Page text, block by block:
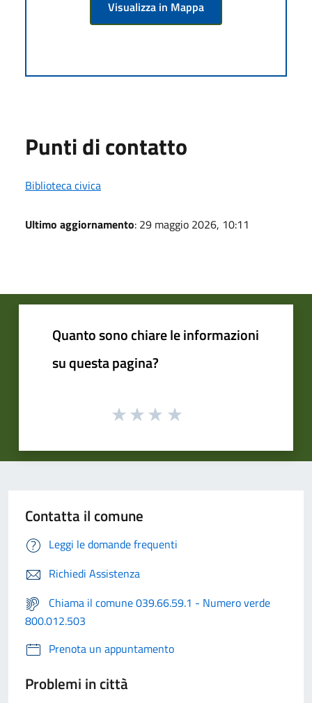
Visualizza in Mappa
Punti di contatto
Biblioteca civica
Ultimo aggiornamento: 29 maggio 2026, 10:11
Quanto sono chiare le informazioni
su questa pagina?
Contatta il comune
Leggi le domande frequenti
Richiedi Assistenza
Chiama il comune 039.66.59.1 - Numero verde
800.012.503
Prenota un appuntamento
Problemi in città